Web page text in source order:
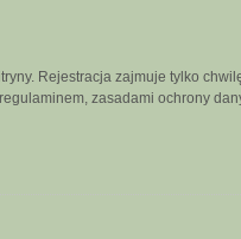
Rejestracja zajmuje tylko
zasadami ochrony